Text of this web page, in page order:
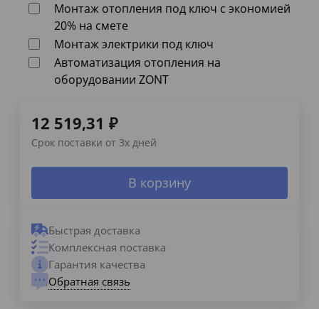
Монтаж отопления под ключ с экономией
20% на смете
Монтаж электрики под ключ
Автоматизация отопления на
оборудовании ZONT
12 519,31 ₽
Срок поставки от 3х дней
В корзину
Быстрая доставка
Комплексная поставка
Гарантия качества
Обратная связь